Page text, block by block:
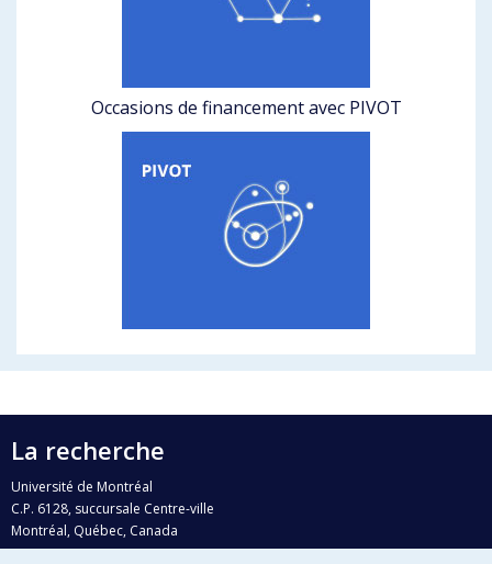
Occasions de financement avec PIVOT
La recherche
Université de Montréal
C.P. 6128, succursale Centre-ville
Montréal, Québec, Canada
H3C 3J7